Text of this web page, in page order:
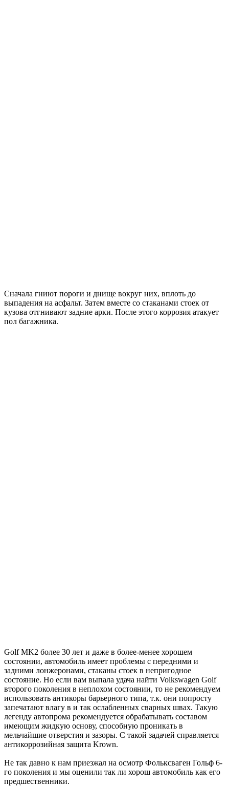
Сначала гниют пороги и днище вокруг них, вплоть до
выпадения на асфальт. Затем вместе со стаканами стоек от
кузова отгнивают задние арки. После этого коррозия атакует
пол багажника.
Golf MK2 более 30 лет и даже в более-менее хорошем
состоянии, автомобиль имеет проблемы с передними и
задними лонжеронами, стаканы стоек в непригодное
состояние. Но если вам выпала удача найти Volkswagen Golf
второго поколения в неплохом состоянии, то не рекомендуем
использовать антикоры барьерного типа, т.к. они попросту
запечатают влагу в и так ослабленных сварных швах. Такую
легенду автопрома рекомендуется обрабатывать составом
имеющим жидкую основу, способную проникать в
мельчайшие отверстия и зазоры. С такой задачей справляется
антикоррозийная защита Krown.
Не так давно к нам приезжал на осмотр Фольксваген Гольф 6-
го поколения и мы оценили так ли хорош автомобиль как его
предшественники.